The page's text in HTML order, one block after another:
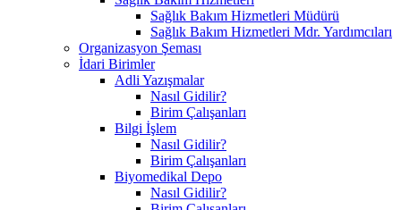
Sağlık Bakım Hizmetleri Müdürü
Sağlık Bakım Hizmetleri Mdr. Yardımcıları
Organizasyon Şeması
İdari Birimler
Adli Yazışmalar
Nasıl Gidilir?
Birim Çalışanları
Bilgi İşlem
Nasıl Gidilir?
Birim Çalışanları
Biyomedikal Depo
Nasıl Gidilir?